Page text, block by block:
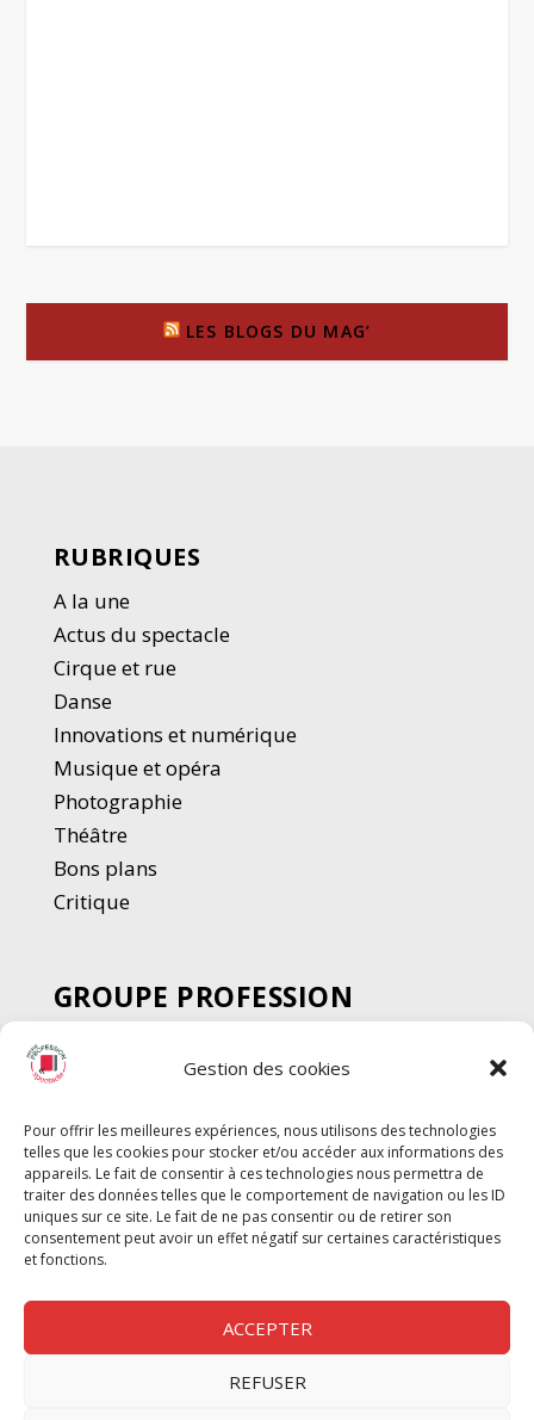
Gestion des cookies
Pour offrir les meilleures expériences, nous utilisons des technologies
telles que les cookies pour stocker et/ou accéder aux informations des
appareils. Le fait de consentir à ces technologies nous permettra de
traiter des données telles que le comportement de navigation ou les ID
uniques sur ce site. Le fait de ne pas consentir ou de retirer son
consentement peut avoir un effet négatif sur certaines caractéristiques
et fonctions.
ACCEPTER
REFUSER
LES BLOGS DU MAG’
RUBRIQUES
A la une
Actus du spectacle
Cirque et rue
Danse
Innovations et numérique
Musique et opéra
Photographie
Théâtre
Bons plans
Critique
GROUPE PROFESSION
SPECTACLE
Chèque Intermittents
Chèque Compta
Chèque Emploi Spectacle
G-Pods
Profession Audio-visuel